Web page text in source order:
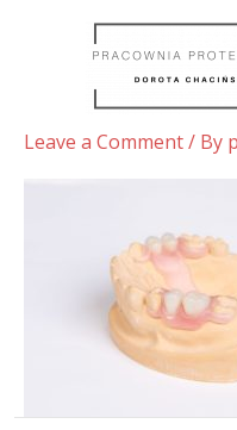
Leave a Comment/ By